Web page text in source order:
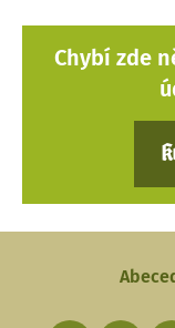
Chybí zde